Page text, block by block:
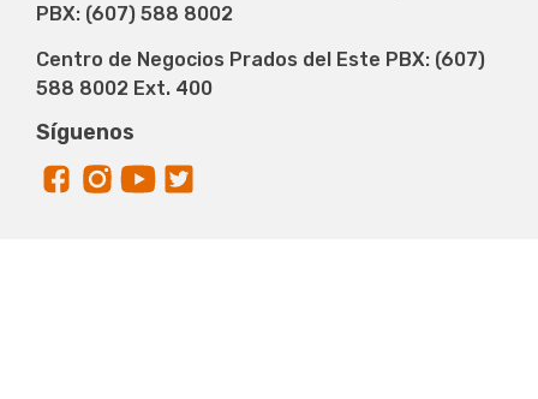
PBX: (607) 588 8002
Centro de Negocios Prados del Este PBX: (607)
588 8002 Ext. 400
Síguenos